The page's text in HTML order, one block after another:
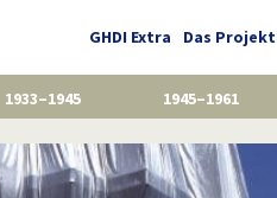
GHDI Extra Das Projekt
1933–1945 1945–1961